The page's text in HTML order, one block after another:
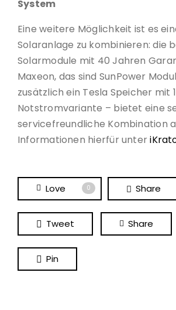
System
Eine weitere Möglichkeit ist es
Solaranlage zu kombinieren: die
Solarmodule mit 40 Jahren
Maxeon, das sind SunPower
zusätzlich ein Tesla Speicher mit
Notstromvariante – bietet eine
servicefreundliche Kombination
Informationen hierfür unter
Love 0 Share
Tweet Share
Pin